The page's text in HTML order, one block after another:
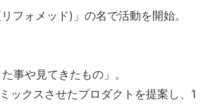
ォメッド)」の名で活動を開始。
事や見てきたもの」。
ックスさせたプロダクトを提案し、1